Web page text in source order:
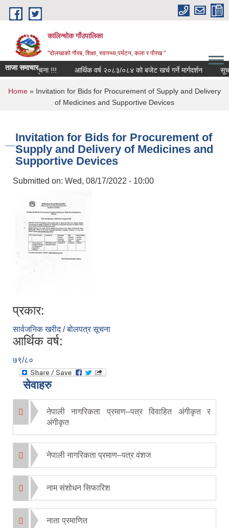
Skip to main content
कालिन्चोक गाँउपालिका
"दोलखाको गौरब, शिक्षा, स्वास्थ्य,पर्यटन, कला र पौरख "
ताजा समाचार
सम्बन्धी सूचना !!! आर्थिक वर्ष २०८३/०८४ को बजेट खर्च गर्ने मार्गदर्शन
You are here
Home » Invitation for Bids for Procurement of Supply and Delivery
of Medicines and Supportive Devices
Invitation for Bids for Procurement of
Supply and Delivery of Medicines and
Supportive Devices
Submitted on: Wed, 08/17/2022 - 10:00
प्रकार:
सार्वजनिक खरीद / बोलपत्र सूचना
आर्थिक वर्ष:
७९/८०
सेवाहरु
नेपाली नागरिकता प्रमाण–पत्र विवाहित अंगीकृत र
अंगीकृत
नेपाली नागरिकता प्रमाण–पत्र वंशज
नाम संशोधन सिफारिश
नाता प्रमाणित